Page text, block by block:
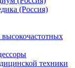
(Россия)
техники